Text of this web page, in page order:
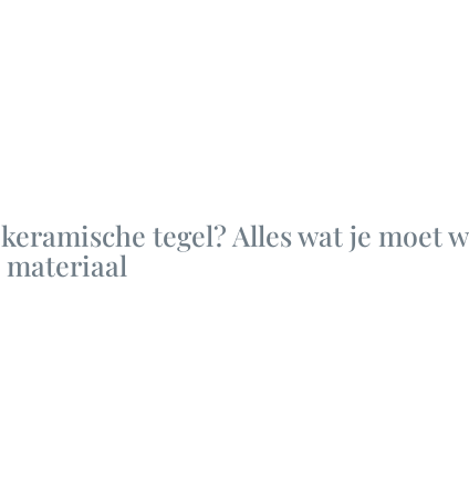
tegel? Alles wat je moet